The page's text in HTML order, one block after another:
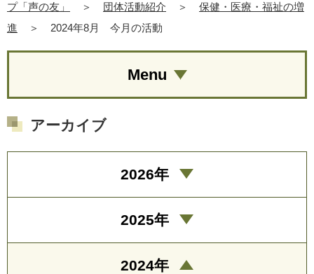
プ「声の友」
＞ 団体活動紹介 ＞
保健・医療・福祉の増
進
＞ 2024年8月 今月の活動
Menu
アーカイブ
2026年
2025年
2024年